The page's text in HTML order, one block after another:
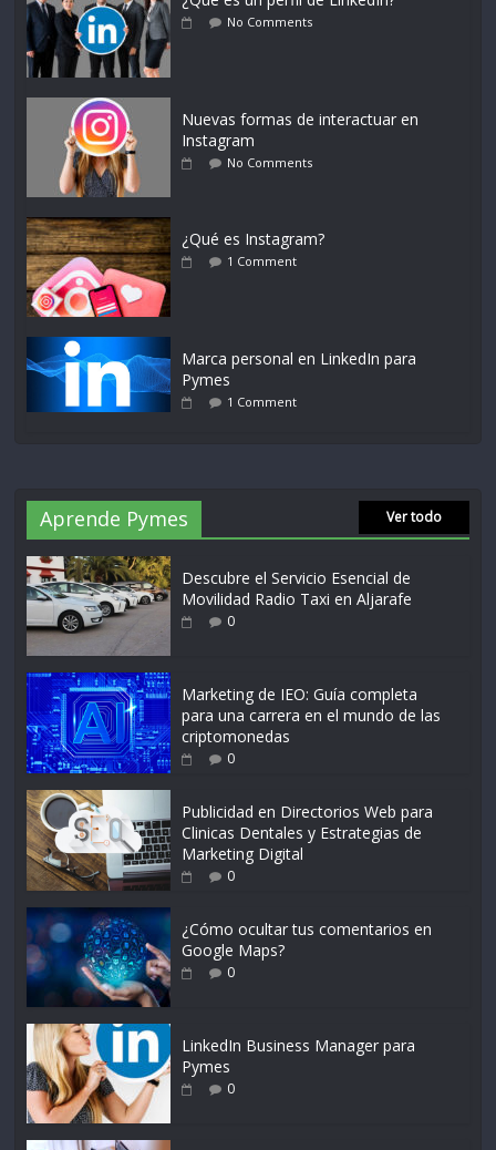
No Comments
Nuevas formas de interactuar en
Instagram
No Comments
¿Qué es Instagram?
1 Comment
Marca personal en LinkedIn para
Pymes
1 Comment
Aprende Pymes Ver todo
Descubre el Servicio Esencial de
Movilidad Radio Taxi en Aljarafe
0
Marketing de IEO: Guía completa
para una carrera en el mundo de las
criptomonedas
0
Publicidad en Directorios Web para
Clinicas Dentales y Estrategias de
Marketing Digital
0
¿Cómo ocultar tus comentarios en
Google Maps?
0
LinkedIn Business Manager para
Pymes
0